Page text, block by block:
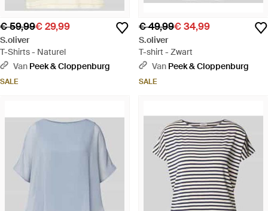
€ 59,99€ 29,99
S.oliver
T-Shirts - Naturel
Van Peek & Cloppenburg
SALE
€ 49,99€ 34,99
S.oliver
T-shirt - Zwart
Van Peek & Cloppenburg
SALE